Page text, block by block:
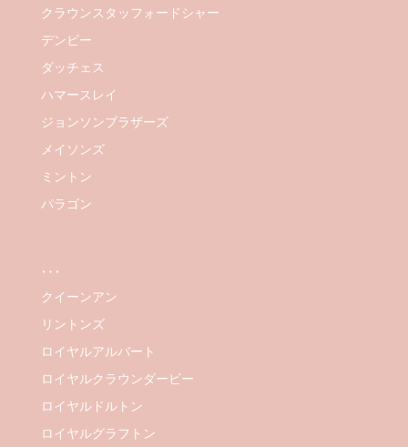
クラウンスタッフォードシャー
デンビー
ダッチェス
ハマースレイ
ジョンソンブラザーズ
メイソンズ
ミントン
パラゴン
…
クイーンアン
リントンズ
ロイヤルアルバート
ロイヤルクラウンダービー
ロイヤルドルトン
ロイヤルグラフトン